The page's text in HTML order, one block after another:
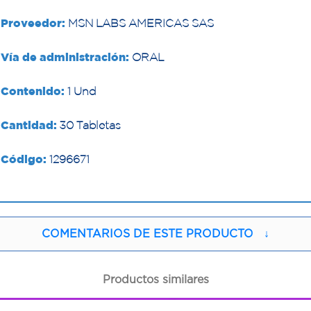
Proveedor: MSN LABS AMERICAS SAS
Vía de administración: ORAL
Contenido: 1 Und
Cantidad: 30 Tabletas
Código: 1296671
COMENTARIOS DE ESTE PRODUCTO ↓
Productos similares